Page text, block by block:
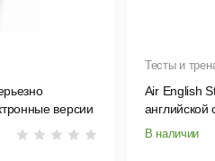
версии
Тесты и
Air English
английской
В наличии